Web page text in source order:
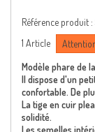
Référence produit :
1 Article
Modèle phare de
Il dispose d'un
confortable. De
La tige en cuir
solidité.
Les semelles